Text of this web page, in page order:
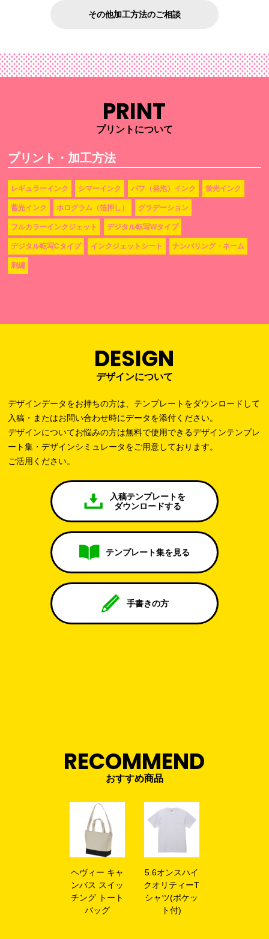
その他加工方法のご相談
PRINT
プリントについて
プリント・加工方法
レギュラーインク シマーインク パフ（発泡）インク 蛍光インク
蓄光インク ホログラム（箔押し） グラデーション
フルカラーインクジェット デジタル転写Wタイプ
デジタル転写Cタイプ インクジェットシート ナンバリング・ネーム
刺繡
DESIGN
デザインについて
デザインデータをお持ちの方は、テンプレートをダウンロードして
入稿・またはお問い合わせ時にデータを添付ください。
デザインについてお悩みの方は無料で使用できるデザインテンプレ
ート集・デザインシミュレータをご用意しております。
ご活用ください。
入稿テンプレートを
ダウンロードする
テンプレート集を見る
手書きの方
RECOMMEND
おすすめ商品
ヘヴィー キャ
ンバス スイッ
チング トート
バッグ
5.6オンスハイ
クオリティーT
シャツ(ポケッ
ト付)